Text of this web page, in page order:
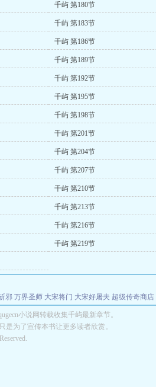
千屿 第180节
千屿 第183节
千屿 第186节
千屿 第189节
千屿 第192节
千屿 第195节
千屿 第198节
千屿 第201节
千屿 第204节
千屿 第207节
千屿 第210节
千屿 第213节
千屿 第216节
千屿 第219节
邪 万界圣师 大宋将门 大宋好屠夫 超级传奇商店
大厨王 怪物聊天群 某美漫的特工 我夺舍了魔皇
小说网转载收集千屿最新章节。
为了宣传本书让更多读者欣赏。